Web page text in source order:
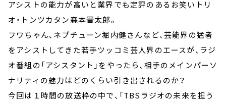
アシストの能力が高いと業界でも定評のあるお笑いトリ
オ・トンツカタン森本晋太郎。
フワちゃん、ネプチューン堀内健さんなど、芸能界の猛者
をアシストしてきた若手ツッコミ芸人界のエースが、ラジ
オ番組の「アシスタント」をやったら、相手のメインパーソ
ナリティの魅力はどのくらい引き出されるのか？
今回は１時間の放送枠の中で、「TBSラジオの未来を担う